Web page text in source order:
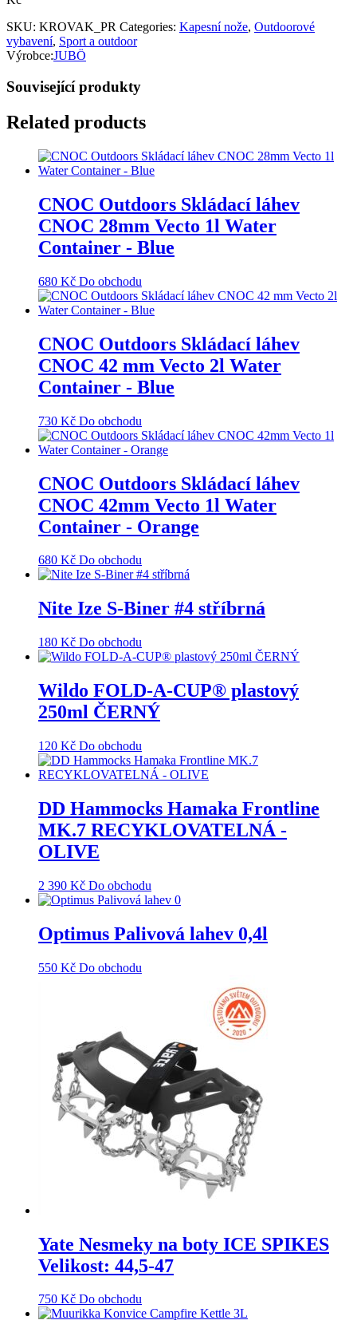
SKU: KROVAK_PR Categories: Kapesní nože, Outdoorové
vybavení, Sport a outdoor
Výrobce:JUBÖ
Související produkty
Related products
CNOC Outdoors Skládací láhev
CNOC 28mm Vecto 1l Water
Container - Blue
680 Kč Do obchodu
CNOC Outdoors Skládací láhev
CNOC 42 mm Vecto 2l Water
Container - Blue
730 Kč Do obchodu
CNOC Outdoors Skládací láhev
CNOC 42mm Vecto 1l Water
Container - Orange
680 Kč Do obchodu
Nite Ize S-Biner #4 stříbrná
180 Kč Do obchodu
Wildo FOLD-A-CUP® plastový
250ml ČERNÝ
120 Kč Do obchodu
DD Hammocks Hamaka Frontline
MK.7 RECYKLOVATELNÁ -
OLIVE
2 390 Kč Do obchodu
Optimus Palivová lahev 0,4l
550 Kč Do obchodu
Yate Nesmeky na boty ICE SPIKES
Velikost: 44,5-47
750 Kč Do obchodu